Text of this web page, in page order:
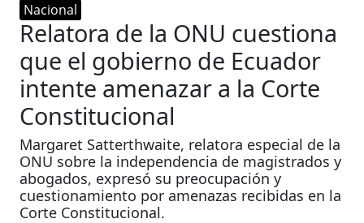
Nacional
Relatora de la ONU cuestiona
que el gobierno de Ecuador
intente amenazar a la Corte
Constitucional
Margaret Satterthwaite, relatora especial de la
ONU sobre la independencia de magistrados y
abogados, expresó su preocupación y
cuestionamiento por amenazas recibidas en la
Corte Constitucional.